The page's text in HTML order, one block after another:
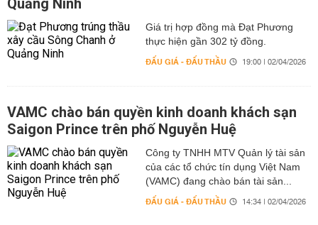
Quảng Ninh
Giá trị hợp đồng mà Đạt Phương
thực hiện gần 302 tỷ đồng.
ĐẤU GIÁ - ĐẤU THẦU 19:00 | 02/04/2026
VAMC chào bán quyền kinh doanh khách sạn
Saigon Prince trên phố Nguyễn Huệ
Công ty TNHH MTV Quản lý tài sản
của các tổ chức tín dụng Việt Nam
(VAMC) đang chào bán tài sản...
ĐẤU GIÁ - ĐẤU THẦU 14:34 | 02/04/2026